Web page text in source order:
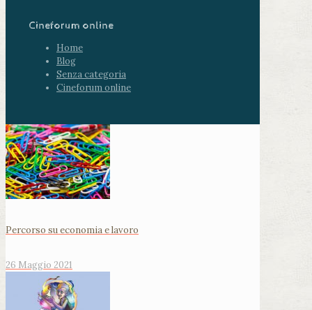
Cineforum online
Home
Blog
Senza categoria
Cineforum online
Percorso su economia e lavoro
26 Maggio 2021